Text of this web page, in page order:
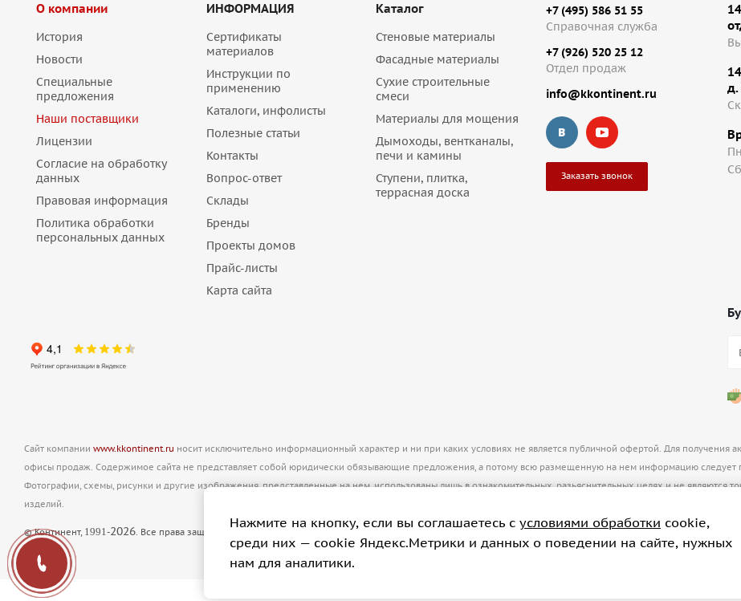
О компании
История
Новости
Специальные
предложения
Наши поставщики
Лицензии
Согласие на обработку
данных
Правовая информация
Политика обработки
персональных данных
ИНФОРМАЦИЯ
Сертификаты
материалов
Инструкции по
применению
Каталоги, инфолисты
Полезные статьи
Контакты
Вопрос-ответ
Склады
Бренды
Проекты домов
Прайс-листы
Карта сайта
Каталог
Стеновые материалы
Фасадные материалы
Сухие строительные
смеси
Материалы для мощения
Дымоходы, вентканалы,
печи и камины
Ступени, плитка,
террасная доска
+7 (495) 586 51 55
Справочная служба
+7 (926) 520 25 12
Отдел продаж
info@kkontinent.ru
Заказать звонок
д.
Сайт компании www.kkontinent.ru носит исключительно информационный характер и ни при каких условиях не является публичной офертой. Для получения
офисы продаж. Содержимое сайта не представляет собой юридически обязывающие предложения, а потому всю размещенную на нем информацию
Фотографии, схемы, рисунки и другие изображения, представленные на нем, использованы лишь в ознакомительных, разьяснительных целях и не являются
изделий.
© Континент, 1991-2026. Все права защищены. Полное или частичное копирование материалов только с разрешения администратораinfo@kkontinent.ru
Нажмите на кнопку, если вы соглашаетесь с условиями обработки cookie,
cреди них — cookie Яндекс.Метрики и данных о поведении на сайте, нужных
нам для аналитики.